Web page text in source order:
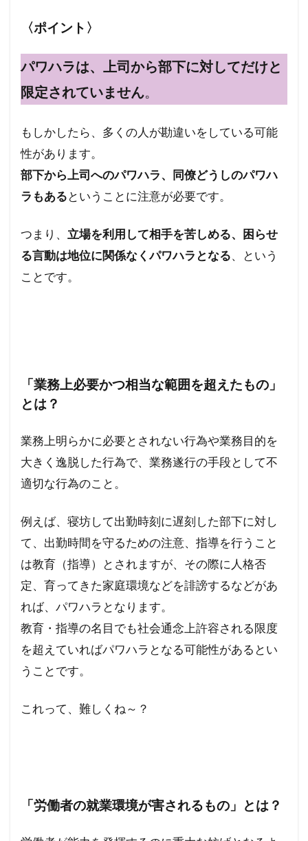
〈ポイント〉
パワハラは、上司から部下に対してだけと
限定されていません
もしかしたら、多くの人が勘違いをしている可能
性があります。
部下から上司へのパワハラ、同僚どうしのパワハ
ラもあるということに注意が必要です。
つまり、 立場を利用して相手を苦しめる、困らせ
る言動は地位に関係なくパワハラとなる、という
ことです。
「業務上必要かつ相当な範囲を超えたもの」
とは？
業務上明らかに必要とされない行為や業務目的を
大きく逸脱した行為で、業務遂行の手段として不
適切な行為のこと。
例えば、寝坊して出勤時刻に遅刻した部下に対し
て、出勤時間を守るための注意、指導を行うこと
は教育（指導）とされますが、その際に人格否
定、育ってきた家庭環境などを誹謗するなどがあ
れば、パワハラとなります。
教育・指導の名目でも社会通念上許容される限度
を超えていればパワハラとなる可能性があるとい
うことです。
これって、難しくね～？
「労働者の就業環境が害されるもの」とは？